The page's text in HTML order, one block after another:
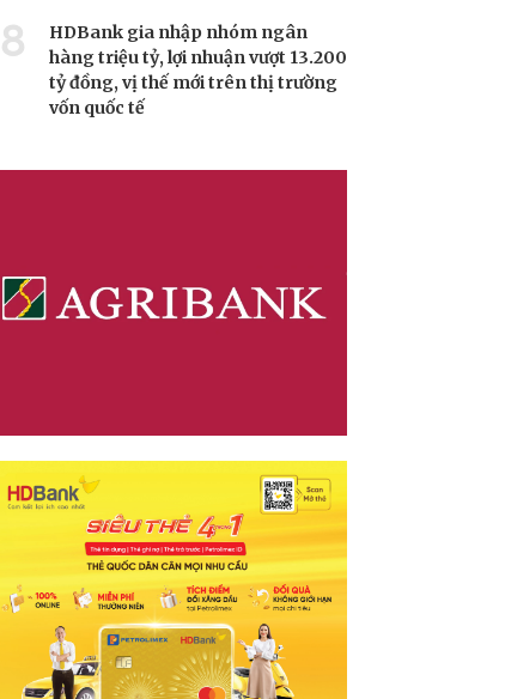
8
HDBank gia nhập nhóm ngân
hàng triệu tỷ, lợi nhuận vượt 13.200
tỷ đồng, vị thế mới trên thị trường
vốn quốc tế